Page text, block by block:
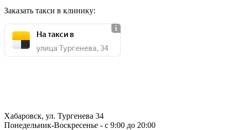
Заказать такси в клинику:
На такси в
улица Тургенева, 34
Хабаровск, ул. Тургенева 34
Понедельник-Воскресенье - с 9:00 до 20:00